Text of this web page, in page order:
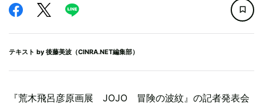
テキスト by 後藤美波（CINRA.NET編集部）
『荒木飛呂彦原画展 JOJO 冒険の波紋』の記者発表会